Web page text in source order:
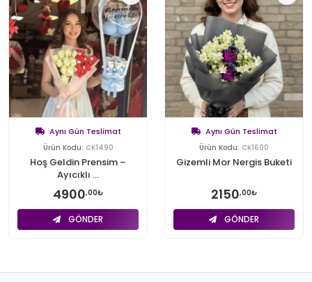
Aynı Gün Teslimat
Ürün Kodu: CK1490
Hoş Geldin Prensim –
Ayıcıklı ...
4900,00₺
GÖNDER
Aynı Gün Teslimat
Ürün Kodu: CK1600
Gizemli Mor Nergis Buketi
2150,00₺
GÖNDER